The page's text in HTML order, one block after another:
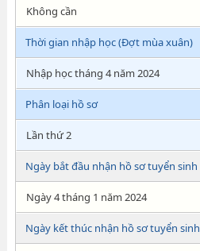
Không cần
Thời gian nhập học (Đợt mùa xuân)
Nhập học tháng 4 năm 2024
Phân loại hồ sơ
Lần thứ 2
Ngày bắt đầu nhận hồ sơ tuyển sinh
Ngày 4 tháng 1 năm 2024
Ngày kết thúc nhận hồ sơ tuyển sinh